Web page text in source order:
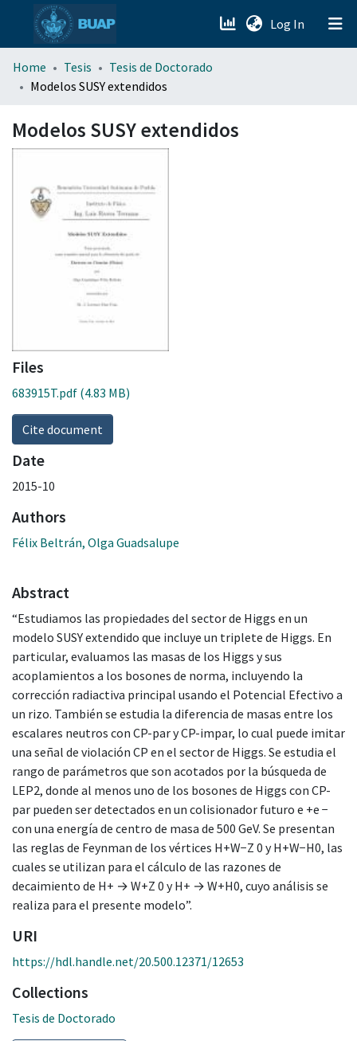
Log In (current)
menu.section.about_menu
Home Tesis
Tesis de Doctorado
Modelos SUSY extendidos
Modelos SUSY extendidos
Files
683915T.pdf (4.83 MB)
Cite document
Date
2015-10
Authors
Félix Beltrán, Olga Guadsalupe
Abstract
“Estudiamos las propiedades del sector de Higgs en un
modelo SUSY extendido que incluye un triplete de Higgs. En
particular, evaluamos las masas de los Higgs y sus
acoplamientos a los bosones de norma, incluyendo la
corrección radiactiva principal usando el Potencial Efectivo a
un rizo. También se estudia la diferencia de masas entre los
escalares neutros con CP-par y CP-impar, lo cual puede imitar
una señal de violación CP en el sector de Higgs. Se estudia el
rango de parámetros que son acotados por la búsqueda de
LEP2, donde al menos uno de los bosones de Higgs con CP-
par pueden ser detectados en un colisionador futuro e +e −
con una energía de centro de masa de 500 GeV. Se presentan
las reglas de Feynman de los vértices H+W−Z 0 y H+W−H0, las
cuales se utilizan para el cálculo de las razones de
decaimiento de H+ → W+Z 0 y H+ → W+H0, cuyo análisis se
realiza para el presente modelo”.
URI
https://hdl.handle.net/20.500.12371/12653
Collections
Tesis de Doctorado